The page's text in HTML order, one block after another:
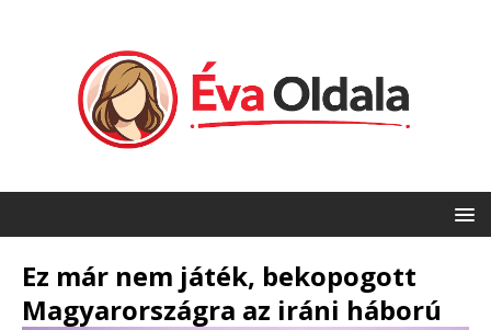
Ez már nem játék, bekopogott
Magyarországra az iráni háború